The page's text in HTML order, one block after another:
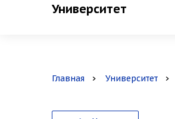
Университет
Главная Университет